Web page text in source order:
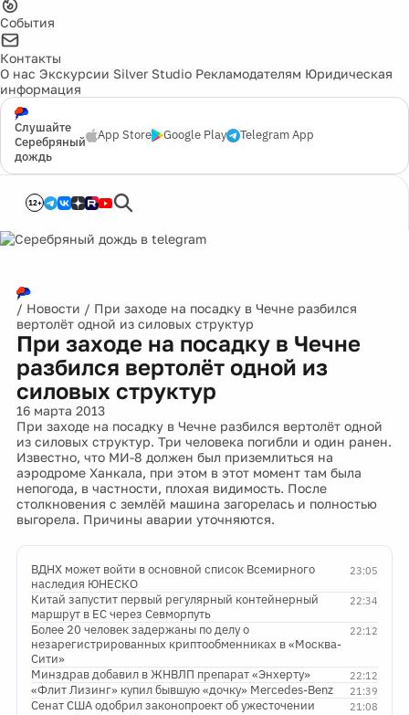
События
Контакты
О нас Экскурсии Silver Studio Рекламодателям Юридическая
информация
Слушайте
Серебряный
дождь
App Store Google Play Telegram App
12+
/ Новости / При заходе на посадку в Чечне разбился
вертолёт одной из силовых структур
При заходе на посадку в Чечне
разбился вертолёт одной из
силовых структур
16 марта 2013
При заходе на посадку в Чечне разбился вертолёт одной
из силовых структур. Три человека погибли и один ранен.
Известно, что МИ-8 должен был приземлиться на
аэродроме Ханкала, при этом в этот момент там была
непогода, в частности, плохая видимость. После
столкновения с землёй машина загорелась и полностью
выгорела. Причины аварии уточняются.
23:05
ВДНХ может войти в основной список Всемирного
наследия ЮНЕСКО
22:34
Китай запустит первый регулярный контейнерный
маршрут в ЕС через Севморпуть
22:12
Более 20 человек задержаны по делу о
незарегистрированных криптообменниках в «Москва-
Сити»
22:12
Минздрав добавил в ЖНВЛП препарат «Энхерту»
21:39
«Флит Лизинг» купил бывшую «дочку» Mercedes-Benz
21:08
Сенат США одобрил законопроект об ужесточении